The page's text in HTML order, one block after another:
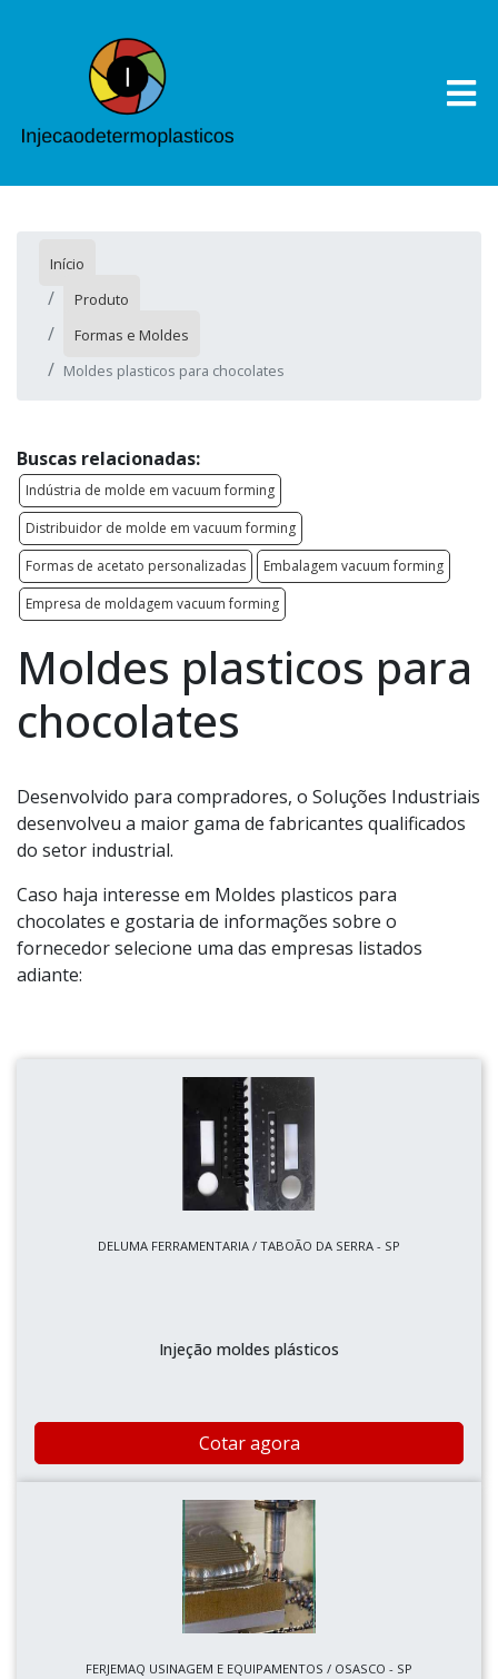
Início
Produto
Formas e Moldes
Moldes plasticos para chocolates
Buscas relacionadas:
Indústria de molde em vacuum forming
Distribuidor de molde em vacuum forming
Formas de acetato personalizadas
Embalagem vacuum forming
Empresa de moldagem vacuum forming
Moldes plasticos para
chocolates
Desenvolvido para compradores, o Soluções Industriais
desenvolveu a maior gama de fabricantes qualificados
do setor industrial.
Caso haja interesse em Moldes plasticos para
chocolates e gostaria de informações sobre o
fornecedor selecione uma das empresas listados
adiante:
DELUMA FERRAMENTARIA / TABOÃO DA SERRA - SP
Injeção moldes plásticos
Cotar agora
FERJEMAQ USINAGEM E EQUIPAMENTOS / OSASCO - SP